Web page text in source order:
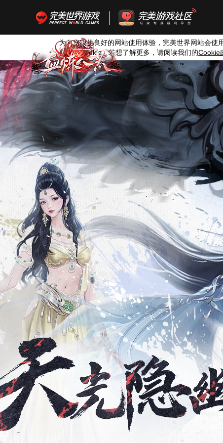
为向您提供良好的网站使用体验，完美世界网站会使
们使用Cookie。若想了解更多，请阅读我们的Cookie